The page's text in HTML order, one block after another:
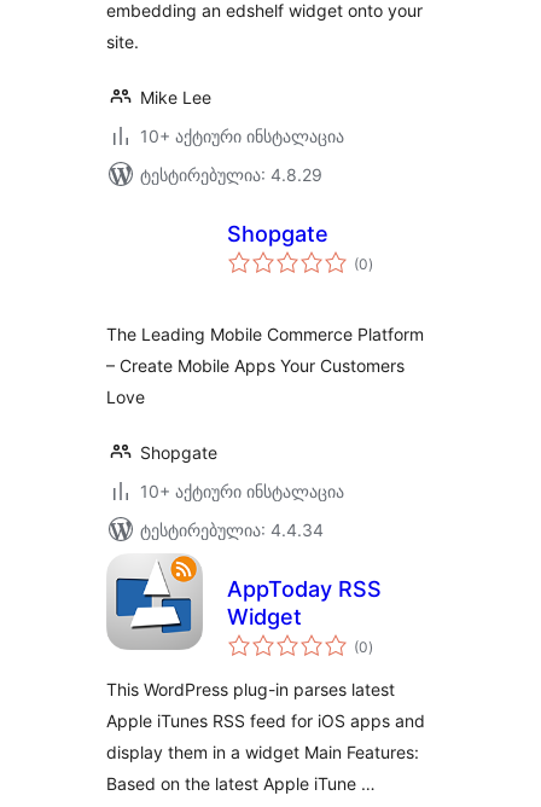
embedding an edshelf widget onto your
site.
Mike Lee
10+ აქტიური ინსტალაცია
ტესტირებულია: 4.8.29
Shopgate
(0საერთო
რეიტინგი
)
The Leading Mobile Commerce Platform
– Create Mobile Apps Your Customers
Love
Shopgate
10+ აქტიური ინსტალაცია
ტესტირებულია: 4.4.34
AppToday RSS
Widget
(0საერთო
რეიტინგი
)
This WordPress plug-in parses latest
Apple iTunes RSS feed for iOS apps and
display them in a widget Main Features:
Based on the latest Apple iTune …